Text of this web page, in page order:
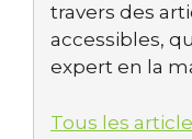
travers des
accessibles,
expert en la
Tous les